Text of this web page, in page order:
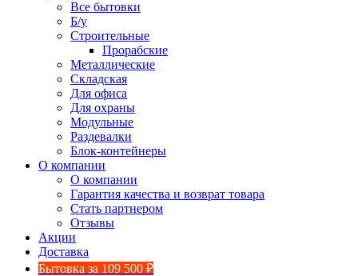
Все бытовки
Б/у
Строительные
Прорабские
Металлические
Складская
Для офиса
Для охраны
Модульные
Раздевалки
Блок-контейнеры
О компании
О компании
Гарантия качества и возврат товара
Стать партнером
Отзывы
Акции
Доставка
Бытовка за 109 500 ₽